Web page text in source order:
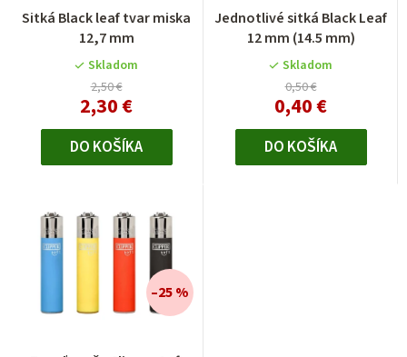
Sitká Black leaf tvar miska
12,7 mm
Skladom
2,50 €
2,30 €
DO KOŠÍKA
Jednotlivé sitká Black Leaf
12 mm (14.5 mm)
hodnotenie
produktu
je
4,0
z
5
hviezdičiek.
Skladom
0,50 €
0,40 €
DO KOŠÍKA
–25 %